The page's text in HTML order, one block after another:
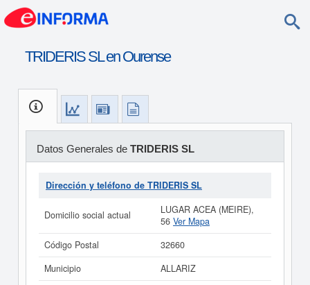
TRIDERIS SL en Ourense
Datos Generales de TRIDERIS SL
Dirección y teléfono de TRIDERIS SL
Domicilio social actual
LUGAR ACEA (MEIRE),
56 Ver Mapa
Código Postal
32660
Municipio
ALLARIZ